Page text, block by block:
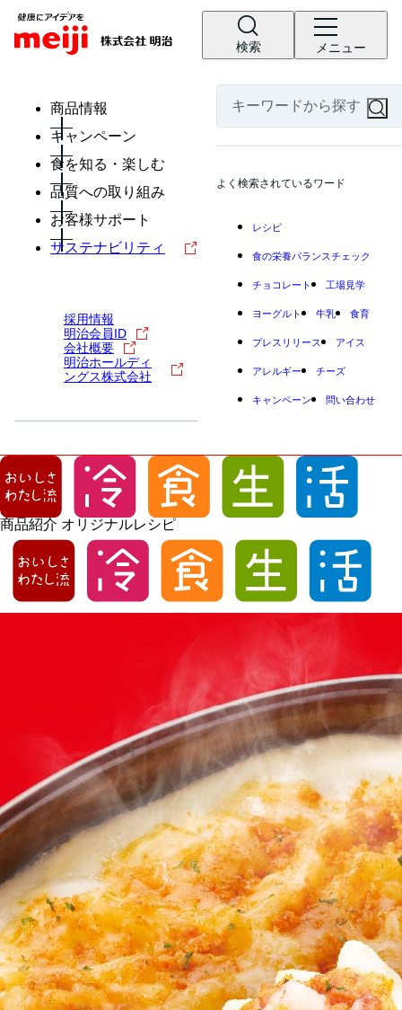
検索 メニュー
商品情報
キャンペーン
食を知る・楽しむ
品質への取り組み
お客様サポート
サステナビリティ
採用情報
明治会員ID
会社概要
明治ホールディ
ングス株式会社
よく検索されているワード
レシピ
食の栄養バランスチェック
チョコレート 工場見学
ヨーグルト 牛乳 食育
プレスリリース アイス
アレルギー チーズ
キャンペーン 問い合わせ
商品紹介 オリジナルレシピ